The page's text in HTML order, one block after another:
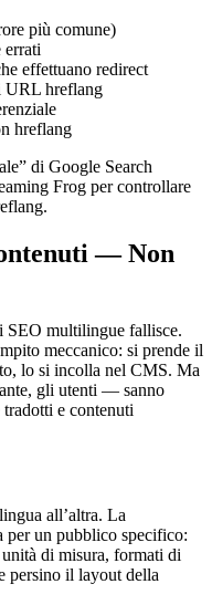
più comune)
effettuano redirect
URL hreflang
hreflang
di Google Search
Frog per controllare
— Non
SEO multilingue fallisce.
meccanico: si prende il
lo si incolla nel CMS. Ma
gli utenti — sanno
e contenuti
all’altra. La
per un pubblico specifico:
di misura, formati di
persino il layout della